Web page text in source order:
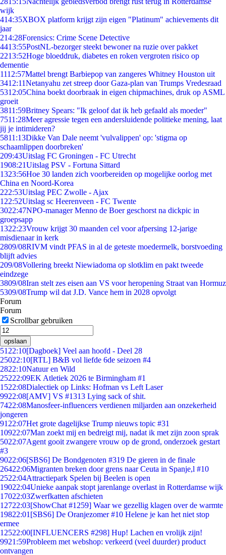
wijk
414:35XBOX platform krijgt zijn eigen "Platinum" achievements dit
jaar
214:28Forensics: Crime Scene Detective
4413:55PostNL-bezorger steekt bewoner na ruzie over pakket
2213:52Hoge bloeddruk, diabetes en roken vergroten risico op
dementie
1112:57Mattel brengt Barbiepop van zangeres Whitney Houston uit
3412:11Netanyahu zet streep door Gaza-plan van Trumps Vredesraad
5312:05China boekt doorbraak in eigen chipmachines, druk op ASML
groeit
3811:59Britney Spears: "Ik geloof dat ik heb gefaald als moeder"
7511:28Meer agressie tegen een andersluidende politieke mening, laat
jij je intimideren?
5811:13Dikke Van Dale neemt 'vulvalippen' op: 'stigma op
schaamlippen doorbreken'
209:43Uitslag FC Groningen - FC Utrecht
1908:21Uitslag PSV - Fortuna Sittard
1323:56Hoe 30 landen zich voorbereiden op mogelijke oorlog met
China en Noord-Korea
222:53Uitslag PEC Zwolle - Ajax
1 22:52Uitslag sc Heerenveen - FC Twente
3022:47NPO-manager Menno de Boer geschorst na dickpic in
groepsapp
1322:23Vrouw krijgt 30 maanden cel voor afpersing 12-jarige
misdienaar in kerk
2809/08RIVM vindt PFAS in al de geteste moedermelk, borstvoeding
blijft advies
209/08Vollering breekt Niewiadoma op slotklim en pakt tweede
eindzege
3809/08Iran stelt zes eisen aan VS voor heropening Straat van Hormuz
5309/08Trump wil dat J.D. Vance hem in 2028 opvolgt
Forum
Forum
Scrollbar gebruiken
opslaan
51 22:10[Dagboek] Veel aan hoofd - Deel 28
25022:10[RTL] B&B vol liefde 6de seizoen #4
2822:10Natuur en Wild
25222:09EK Atletiek 2026 te Birmingham #1
1522:08Dialectiek op Links: Hofman vs Left Laser
9922:08[AMV] VS #1313 Lying sack of shit.
7422:08Manosfeer-influencers verdienen miljarden aan onzekerheid
jongeren
91 22:07Het grote dagelijkse Trump nieuws topic #31
10922:07Man zoekt mij en bedreigt mij, nadat ik met zijn zoon sprak
5022:07Agent gooit zwangere vrouw op de grond, onderzoek gestart
#3
9022:06[SBS6] De Bondgenoten #319 De gieren in de finale
26422:06Migranten breken door grens naar Ceuta in Spanje,l #10
2522:04Attractiepark Spelen bij Beelen is open
19022:04Unieke aanpak stopt jarenlange overlast in Rotterdamse wijk
17022:03Zwerfkatten afschieten
12722:03[ShowChat #1259] Waar we gezellig klagen over de warmte
19822:01 [SBS6] De Oranjezomer #10 Helene je kan het niet stop
ermee
12522:00[INFLUENCERS #298] Hup! Lachen en vrolijk zijn!
9921:59Probleem met webshop: verkeerd (veel duurder) product
ontvangen